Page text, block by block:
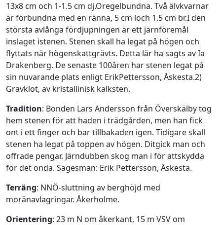
13x8 cm och 1-1.5 cm dj.Oregelbundna. Två älvkvarnar
är förbundna med en ränna, 5 cm loch 1.5 cm br.I den
största avlånga fördjupningen är ett järnföremål
inslaget istenen. Stenen skall ha legat på högen och
flyttats när högenskattgrävts. Detta lär ha sagts av Ia
Drakenberg. De senaste 100åren har stenen legat på
sin nuvarande plats enligt ErikPettersson, Åskesta.2)
Gravklot, av kristallinisk kalksten.
Tradition: Bonden Lars Andersson från Överskälby tog
hem stenen för att haden i trädgården, men han fick
ont i ett finger och bar tillbakaden igen. Tidigare skall
stenen ha legat på toppen av högen. Ditgick man och
offrade pengar. Järndubben skog man i för attskydda
för det onda. Sagesman: Erik Pettersson, Åskesta.
Terräng: NNÖ-sluttning av berghöjd med
moränavlagringar. Åkerholme.
Orientering: 23 m N om åkerkant, 15 m VSV om